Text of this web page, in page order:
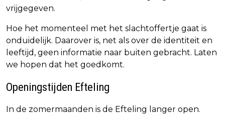
vrijgegeven.
Hoe het momenteel met het slachtoffertje gaat is
onduidelijk. Daarover is, net als over de identiteit en
leeftijd, geen informatie naar buiten gebracht. Laten
we hopen dat het goedkomt.
Openingstijden Efteling
In de zomermaanden is de Efteling langer open.